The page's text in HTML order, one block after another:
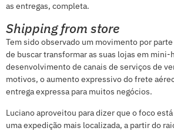
as entregas, completa.
Shipping from store
Tem sido observado um movimento por
de buscar transformar as suas lojas em mini-
desenvolvimento de canais de serviços de
motivos, o aumento expressivo do frete
entrega expressa para muitos negócios.
Luciano aproveitou para dizer que o foco
uma expedição mais localizada, a partir do